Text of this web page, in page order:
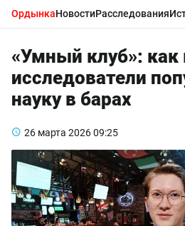
ОрдынкаНовостиРасследования
«Умный клуб»:
исследователи
науку в барах
26 марта 202609:25